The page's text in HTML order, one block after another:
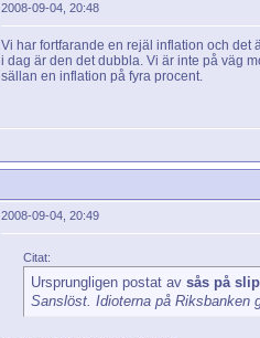
2008-09-04, 20:48
Vi har fortfarande en rejäl inflation och det
i dag är den det dubbla. Vi är inte på väg
sällan en inflation på fyra procent.
2008-09-04, 20:49
Citat:
Ursprungligen postat av sås på
Sanslöst. Idioterna på Riksbanken